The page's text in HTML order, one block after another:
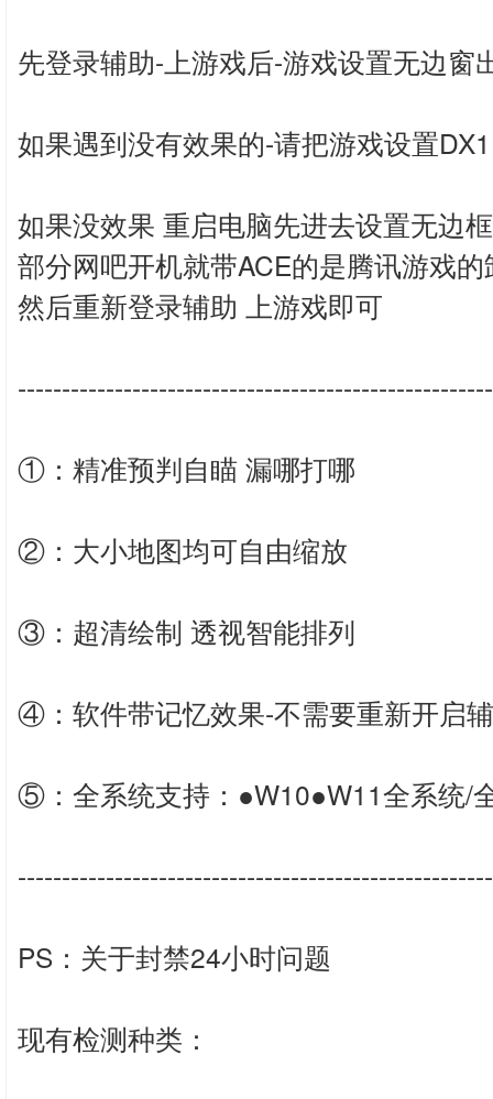
先登录辅助-上游戏后-游戏设置无边窗
如果遇到没有效果的-请把游戏设置
如果没效果 重启电脑先进去设置无边
部分网吧开机就带ACE的是腾讯游戏
然后重新登录辅助 上游戏即可
①：精准预判自瞄 漏哪打哪
②：大小地图均可自由缩放
③：超清绘制 透视智能排列
④：软件带记忆效果-不需要重新开启
⑤：全系统支持：●W10●W11全系统/
------------------------------------------------------
PS：关于封禁24小时问题
现有检测种类：